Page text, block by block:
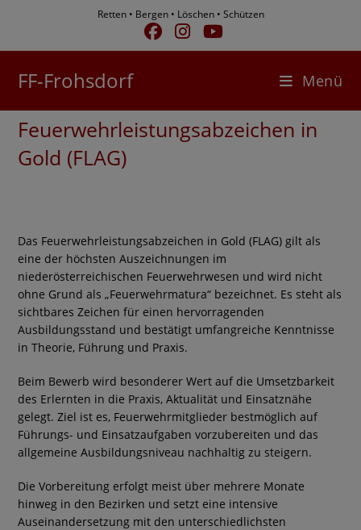
Retten • Bergen • Löschen • Schützen
FF-Frohsdorf Menü
Feuerwehrleistungsabzeichen in
Gold (FLAG)
Das Feuerwehrleistungsabzeichen in Gold (FLAG) gilt als
eine der höchsten Auszeichnungen im
niederösterreichischen Feuerwehrwesen und wird nicht
ohne Grund als „Feuerwehrmatura“ bezeichnet. Es steht als
sichtbares Zeichen für einen hervorragenden
Ausbildungsstand und bestätigt umfangreiche Kenntnisse
in Theorie, Führung und Praxis.
Beim Bewerb wird besonderer Wert auf die Umsetzbarkeit
des Erlernten in die Praxis, Aktualität und Einsatznähe
gelegt. Ziel ist es, Feuerwehrmitglieder bestmöglich auf
Führungs- und Einsatzaufgaben vorzubereiten und das
allgemeine Ausbildungsniveau nachhaltig zu steigern.
Die Vorbereitung erfolgt meist über mehrere Monate
hinweg in den Bezirken und setzt eine intensive
Auseinandersetzung mit den unterschiedlichsten